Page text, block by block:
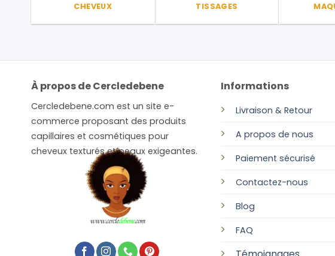
du
produit
CHEVEUX TISSAGES
À propos de Cercledebene
Cercledebene.com est un site e-
commerce proposant des produits
capillaires et cosmétiques pour
cheveux texturés et peaux exigeantes.
Informations
Livraison & Retour
A propos de nous
Paiement sécurisé
Contactez-nous
Blog
FAQ